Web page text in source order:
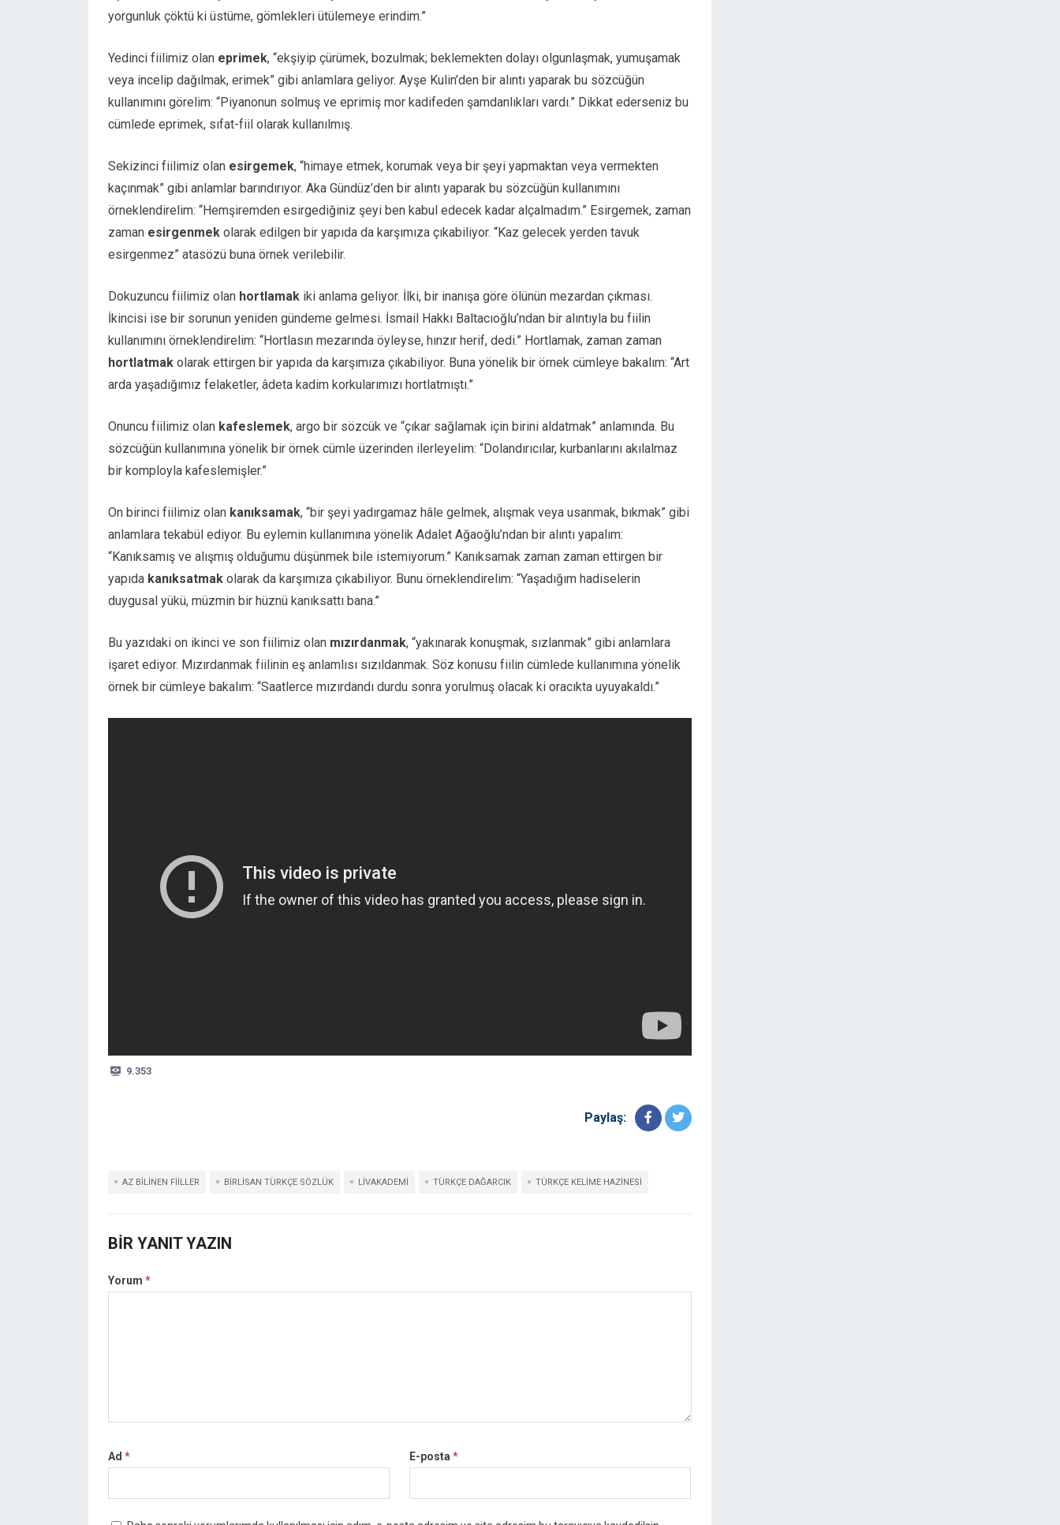
yorgunluk çöktü ki üstüme, gömlekleri ütülemeye erindim.”
Yedinci fiilimiz olan eprimek, “ekşiyip çürümek, bozulmak; beklemekten dolayı olgunlaşmak, yumuşamak
veya incelip dağılmak, erimek” gibi anlamlara geliyor. Ayşe Kulin’den bir alıntı yaparak bu sözcüğün
kullanımını görelim: “Piyanonun solmuş ve eprimiş mor kadifeden şamdanlıkları vardı.” Dikkat ederseniz bu
cümlede eprimek, sıfat-fiil olarak kullanılmış.
Sekizinci fiilimiz olan esirgemek, “himaye etmek, korumak veya bir şeyi yapmaktan veya vermekten
kaçınmak” gibi anlamlar barındırıyor. Aka Gündüz’den bir alıntı yaparak bu sözcüğün kullanımını
örneklendirelim: “Hemşiremden esirgediğiniz şeyi ben kabul edecek kadar alçalmadım.” Esirgemek, zaman
zaman esirgenmek olarak edilgen bir yapıda da karşımıza çıkabiliyor. “Kaz gelecek yerden tavuk
esirgenmez” atasözü buna örnek verilebilir.
Dokuzuncu fiilimiz olan hortlamak iki anlama geliyor. İlki, bir inanışa göre ölünün mezardan çıkması.
İkincisi ise bir sorunun yeniden gündeme gelmesi. İsmail Hakkı Baltacıoğlu’ndan bir alıntıyla bu fiilin
kullanımını örneklendirelim: “Hortlasın mezarında öyleyse, hınzır herif, dedi.” Hortlamak, zaman zaman
hortlatmak olarak ettirgen bir yapıda da karşımıza çıkabiliyor. Buna yönelik bir örnek cümleye bakalım: “Art
arda yaşadığımız felaketler, âdeta kadim korkularımızı hortlatmıştı.”
Onuncu fiilimiz olan kafeslemek, argo bir sözcük ve “çıkar sağlamak için birini aldatmak” anlamında. Bu
sözcüğün kullanımına yönelik bir örnek cümle üzerinden ilerleyelim: “Dolandırıcılar, kurbanlarını akılalmaz
bir komployla kafeslemişler.”
On birinci fiilimiz olan kanıksamak, “bir şeyi yadırgamaz hâle gelmek, alışmak veya usanmak, bıkmak” gibi
anlamlara tekabül ediyor. Bu eylemin kullanımına yönelik Adalet Ağaoğlu’ndan bir alıntı yapalım:
“Kanıksamış ve alışmış olduğumu düşünmek bile istemiyorum.” Kanıksamak zaman zaman ettirgen bir
yapıda kanıksatmak olarak da karşımıza çıkabiliyor. Bunu örneklendirelim: “Yaşadığım hadiselerin
duygusal yükü, müzmin bir hüznü kanıksattı bana.”
Bu yazıdaki on ikinci ve son fiilimiz olan mızırdanmak, “yakınarak konuşmak, sızlanmak” gibi anlamlara
işaret ediyor. Mızırdanmak fiilinin eş anlamlısı sızıldanmak. Söz konusu fiilin cümlede kullanımına yönelik
örnek bir cümleye bakalım: “Saatlerce mızırdandı durdu sonra yorulmuş olacak ki oracıkta uyuyakaldı.”
9.353
Paylaş:
AZ BILINEN FIILLER BIRLISAN TÜRKÇE SÖZLÜK LIVAKADEMI TÜRKÇE DAĞARCIK TÜRKÇE KELIME HAZINESI
BIR YANIT YAZIN
Yorum *
Ad * E-posta *